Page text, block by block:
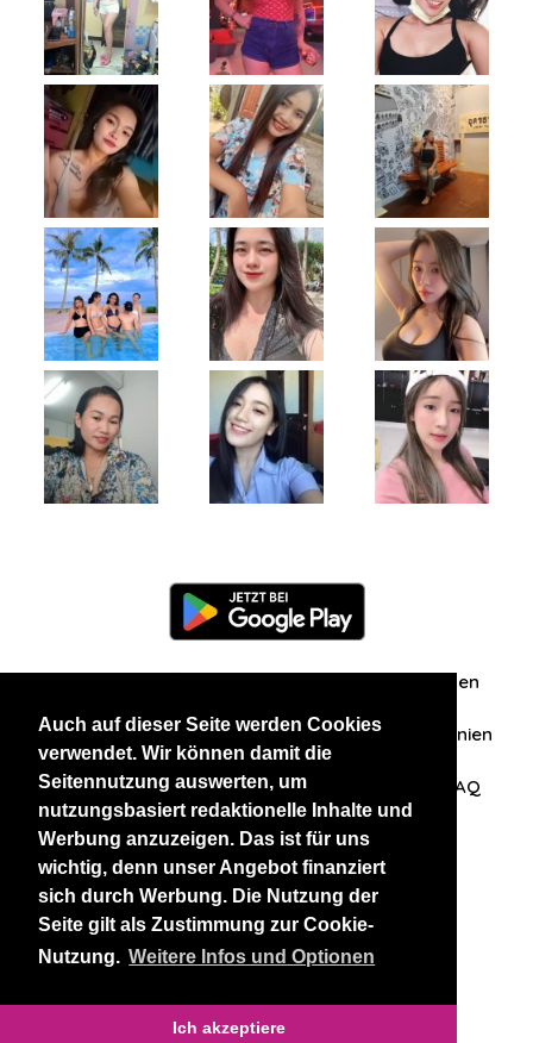
Auch auf dieser Seite werden Cookies
verwendet. Wir können damit die
Seitennutzung auswerten, um
nutzungsbasiert redaktionelle Inhalte und
Werbung anzuzeigen. Das ist für uns
wichtig, denn unser Angebot finanziert
sich durch Werbung. Die Nutzung der
Seite gilt als Zustimmung zur Cookie-
Nutzung. Weitere Infos und Optionen
Ich akzeptiere
Zuschriften/Erfahrungen
Datenschutzerklärung AGB Datenschutzrichtlinien
Nehmen Sie Kontakt mit uns auf FAQ
Unsere anderen Websites
BlackAndBeauties RussianKisses